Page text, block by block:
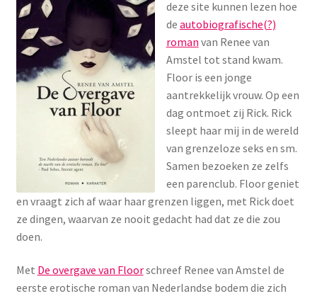
Menstruatiesponsjes
Seksualiteit
Tampons
Stimulatie, vibrators
Verzorgingsproducten
Wasbaar maandverband
Wasbare zoogcompressen
Oefenbroekjes – zindelijkheidstraining
deze site kunnen lezen hoe
de autobiografische(?)
roman van Renee van
Amstel tot stand kwam.
Floor is een jonge
aantrekkelijk vrouw. Op een
dag ontmoet zij Rick. Rick
sleept haar mij in de wereld
van grenzeloze seks en sm.
Samen bezoeken ze zelfs
een parenclub. Floor geniet
en vraagt zich af waar haar grenzen liggen, met Rick doet
ze dingen, waarvan ze nooit gedacht had dat ze die zou
doen.
Met De overgave van Floorschreef Renee van Amstel de
eerste erotische roman van Nederlandse bodem die zich